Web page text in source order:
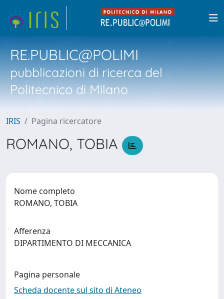
RE.PUBLIC@POLIMI
pubblicazioni di ricerca del
Politecnico di Milano
IRIS Pagina ricercatore
ROMANO, TOBIA
Nome completo
ROMANO, TOBIA
Afferenza
DIPARTIMENTO DI MECCANICA
Pagina personale
Scheda docente sul sito di Ateneo